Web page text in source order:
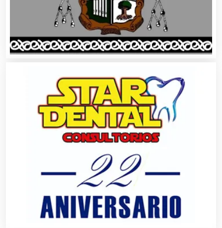
Aluminio
Análisis Clínicos
Análisis de Aguas
Animadores de Eventos
Aparatos y Equipos Eléctricos